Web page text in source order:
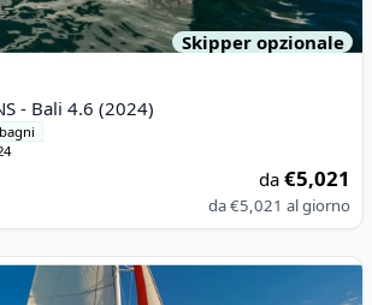
Skipper opzionale
- Bali 4.6 (2024)
da€5,021
da€5,021 al giorno
CATAMARANS - Excess 11 (2023)